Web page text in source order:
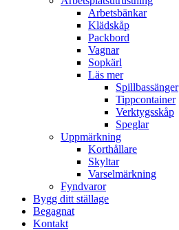
Arbetsbänkar
Klädskåp
Packbord
Vagnar
Sopkärl
Läs mer
Spillbassänger
Tippcontainer
Verktygsskåp
Speglar
Uppmärkning
Korthållare
Skyltar
Varselmärkning
Fyndvaror
Bygg ditt ställage
Begagnat
Kontakt